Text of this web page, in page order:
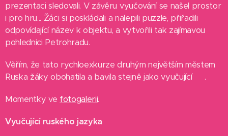
prezentaci sledovali. V závěru vyučování se našel prostor
i pro hru... Žáci si poskládali a nalepili puzzle, přiřadili
odpovídající název k objektu, a vytvořili tak zajímavou
pohlednici Petrohradu.
Věřím, že tato rychloexkurze druhým největším městem
Ruska žáky obohatila a bavila stejně jako vyučující 🙂.
Momentky ve fotogalerii.
Vyučující ruského jazyka